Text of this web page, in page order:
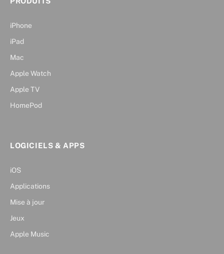
iPhone
iPad
Mac
Apple Watch
Apple TV
HomePod
LOGICIELS & APPS
iOS
Applications
Mise à jour
Jeux
Apple Music